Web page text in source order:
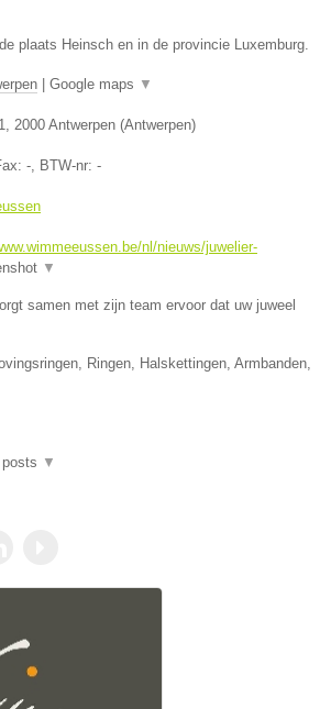
plaats Heinsch en in de provincie Luxemburg.
Google maps ▼
2000 Antwerpen (Antwerpen)
- , BTW-nr: -
nl/nieuws/juwelier-
▼
samen met zijn team ervoor dat uw juweel
Ringen, Halskettingen, Armbanden,
posts ▼